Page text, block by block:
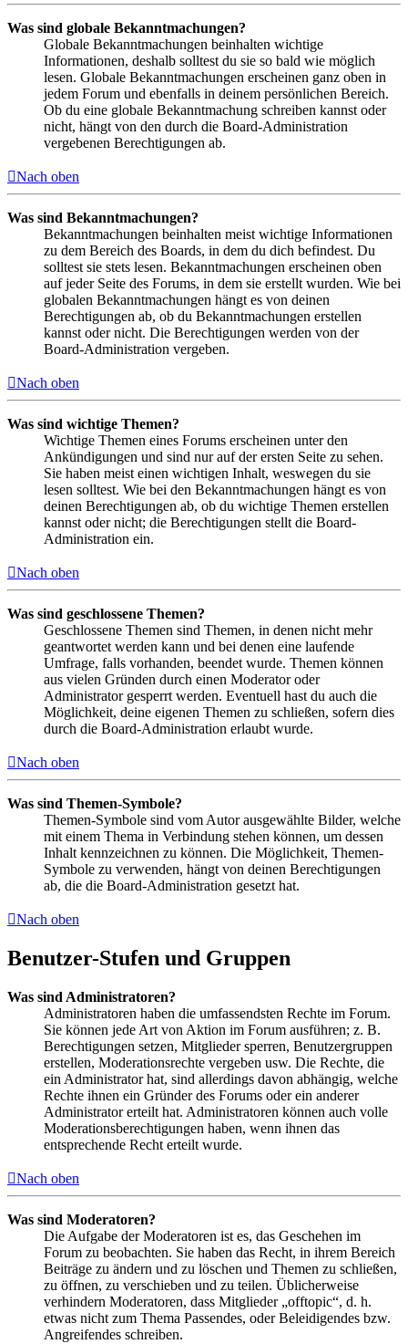
Was sind globale Bekanntmachungen?
Globale Bekanntmachungen beinhalten wichtige
Informationen, deshalb solltest du sie so bald wie möglich
lesen. Globale Bekanntmachungen erscheinen ganz oben in
jedem Forum und ebenfalls in deinem persönlichen Bereich.
Ob du eine globale Bekanntmachung schreiben kannst oder
nicht, hängt von den durch die Board-Administration
vergebenen Berechtigungen ab.
Nach oben
Was sind Bekanntmachungen?
Bekanntmachungen beinhalten meist wichtige Informationen
zu dem Bereich des Boards, in dem du dich befindest. Du
solltest sie stets lesen. Bekanntmachungen erscheinen oben
auf jeder Seite des Forums, in dem sie erstellt wurden. Wie bei
globalen Bekanntmachungen hängt es von deinen
Berechtigungen ab, ob du Bekanntmachungen erstellen
kannst oder nicht. Die Berechtigungen werden von der
Board-Administration vergeben.
Nach oben
Was sind wichtige Themen?
Wichtige Themen eines Forums erscheinen unter den
Ankündigungen und sind nur auf der ersten Seite zu sehen.
Sie haben meist einen wichtigen Inhalt, weswegen du sie
lesen solltest. Wie bei den Bekanntmachungen hängt es von
deinen Berechtigungen ab, ob du wichtige Themen erstellen
kannst oder nicht; die Berechtigungen stellt die Board-
Administration ein.
Nach oben
Was sind geschlossene Themen?
Geschlossene Themen sind Themen, in denen nicht mehr
geantwortet werden kann und bei denen eine laufende
Umfrage, falls vorhanden, beendet wurde. Themen können
aus vielen Gründen durch einen Moderator oder
Administrator gesperrt werden. Eventuell hast du auch die
Möglichkeit, deine eigenen Themen zu schließen, sofern dies
durch die Board-Administration erlaubt wurde.
Nach oben
Was sind Themen-Symbole?
Themen-Symbole sind vom Autor ausgewählte Bilder, welche
mit einem Thema in Verbindung stehen können, um dessen
Inhalt kennzeichnen zu können. Die Möglichkeit, Themen-
Symbole zu verwenden, hängt von deinen Berechtigungen
ab, die die Board-Administration gesetzt hat.
Nach oben
Benutzer-Stufen und Gruppen
Was sind Administratoren?
Administratoren haben die umfassendsten Rechte im Forum.
Sie können jede Art von Aktion im Forum ausführen; z. B.
Berechtigungen setzen, Mitglieder sperren, Benutzergruppen
erstellen, Moderationsrechte vergeben usw. Die Rechte, die
ein Administrator hat, sind allerdings davon abhängig, welche
Rechte ihnen ein Gründer des Forums oder ein anderer
Administrator erteilt hat. Administratoren können auch volle
Moderationsberechtigungen haben, wenn ihnen das
entsprechende Recht erteilt wurde.
Nach oben
Was sind Moderatoren?
Die Aufgabe der Moderatoren ist es, das Geschehen im
Forum zu beobachten. Sie haben das Recht, in ihrem Bereich
Beiträge zu ändern und zu löschen und Themen zu schließen,
zu öffnen, zu verschieben und zu teilen. Üblicherweise
verhindern Moderatoren, dass Mitglieder „offtopic“, d. h.
etwas nicht zum Thema Passendes, oder Beleidigendes bzw.
Angreifendes schreiben.